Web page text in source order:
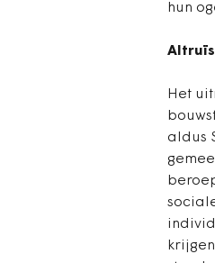
hun
Het
aldus